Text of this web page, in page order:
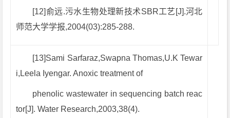
[12]俞远.污水生物处理新技术SBR工艺[J].河北
师范大学学报,2004(03):285-288.
[13]Sami Sarfaraz,Swapna Thomas,U.K Tewar
i,Leela Iyengar. Anoxic treatment of
phenolic wastewater in sequencing batch reac
tor[J]. Water Research,2003,38(4).